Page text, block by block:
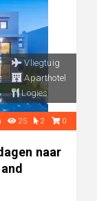
Vliegtuig
Aparthotel
Logies
25 2 0
naar